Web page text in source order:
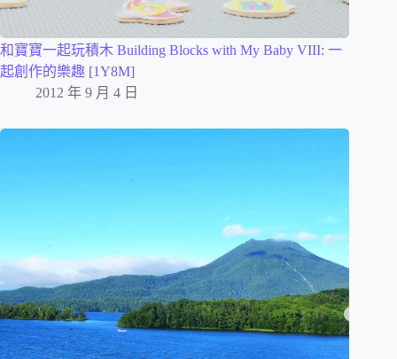
和寶寶一起玩積木 Building Blocks with My Baby VIII: 一
起創作的樂趣 [1Y8M]
2012 年 9 月 4 日